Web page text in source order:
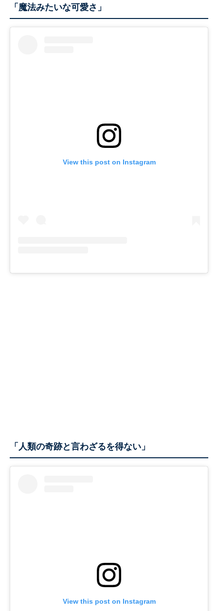
「魔法みたいな可愛さ」
View this post on Instagram
「人類の奇跡と言わざるを得ない」
View this post on Instagram